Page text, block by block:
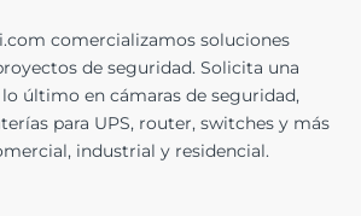
comercializamos soluciones
de seguridad. Solicita una
último en cámaras de seguridad,
para UPS, router, switches y más
industrial y residencial.